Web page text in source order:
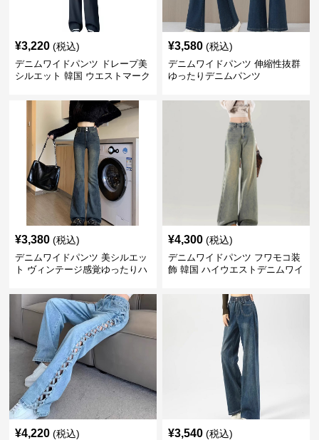
¥3,220 (税込)
デニムワイドパンツ ドレープ美
シルエット 韓国 ウエストマーク
¥3,580 (税込)
デニムワイドパンツ 伸縮性抜群
ゆったりデニムパンツ
¥3,380 (税込)
デニムワイドパンツ 美シルエッ
ト ヴィンテージ感覚ゆったりハ
¥4,300 (税込)
デニムワイドパンツ フワモコ装
飾 韓国 ハイウエストデニムワイ
¥4,220 (税込) ¥3,540 (税込)